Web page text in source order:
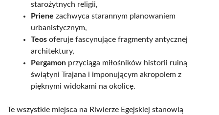
starożytnych religii,
Priene zachwyca starannym planowaniem
urbanistycznym,
Teos oferuje fascynujące fragmenty antycznej
architektury,
Pergamon przyciąga miłośników historii ruiną
świątyni Trajana i imponującym akropolem z
pięknymi widokami na okolicę.
Te wszystkie miejsca na Riwierze Egejskiej stanowią